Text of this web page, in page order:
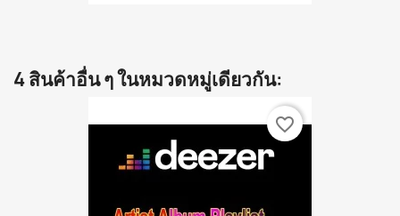
4 สินค้าอื่น ๆ ในหมวดหมู่เดียวกัน:
favorite_border